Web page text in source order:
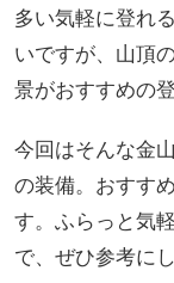
多い気軽に登れ
いですが、山頂
景がおすすめの
今回はそんな金
の装備。おすす
す。ふらっと気
で、ぜひ参考に